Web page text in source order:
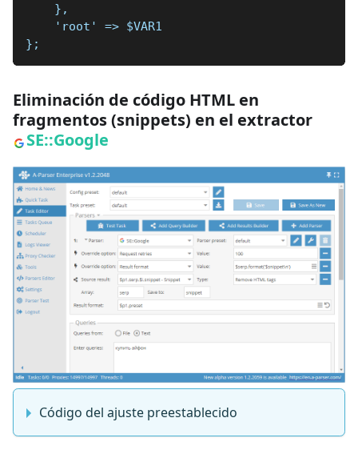
    },
    'root' => $VAR1
};
Eliminación de código HTML en
fragmentos (snippets) en el extractor
SE::Google
Código del ajuste preestablecido